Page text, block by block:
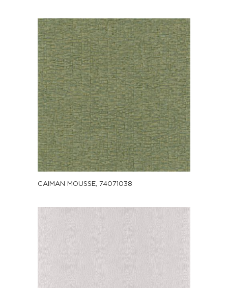
CAIMAN MOUSSE, 74071038